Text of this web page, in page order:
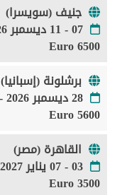
جنيف (سويسرا)
07 - 11 ديسمبر 2026
6500 Euro
برشلونة (إسبانيا)
28 ديسمبر 2026 - 01 يناير 2027
5600 Euro
القاهرة (مصر)
03 - 07 يناير 2027
3500 Euro